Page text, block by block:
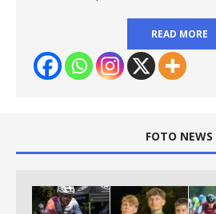
READ MORE
FOTO NEWS